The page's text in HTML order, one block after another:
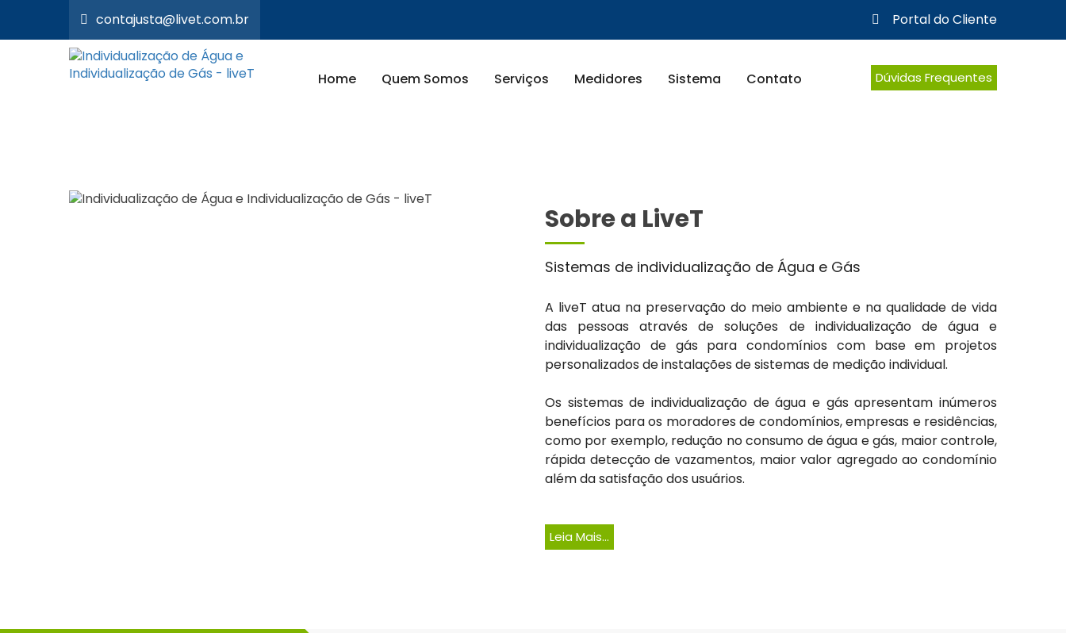
contajusta@livet.com.br Portal do Cliente
Home Quem Somos Serviços Medidores Sistema Contato Dúvidas Frequentes
Sobre a LiveT
Sistemas de individualização de Água e Gás
A liveT atua na preservação do meio ambiente e na qualidade de vida
das pessoas através de soluções de individualização de água e
individualização de gás para condomínios com base em projetos
personalizados de instalações de sistemas de medição individual.
Os sistemas de individualização de água e gás apresentam inúmeros
benefícios para os moradores de condomínios, empresas e residências,
como por exemplo, redução no consumo de água e gás, maior controle,
rápida detecção de vazamentos, maior valor agregado ao condomínio
além da satisfação dos usuários.
Leia Mais...